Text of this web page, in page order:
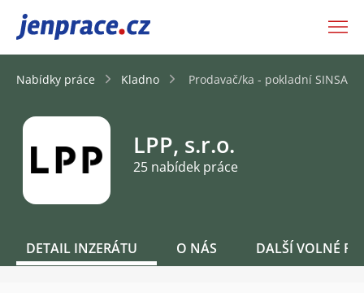
JenPráce.cz
Nabídky práce Kladno Prodavač/ka - pokladní
LPP, s.r.o.
25 nabídek práce
DETAIL INZERÁTU O NÁS DALŠÍ VOLNÉ